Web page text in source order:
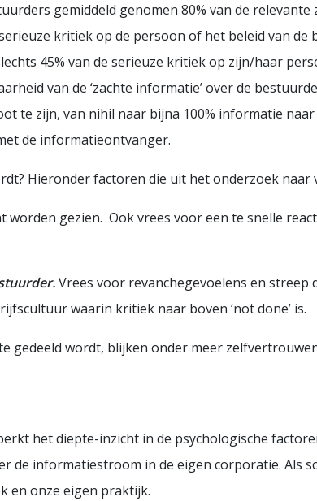
gemiddeld genomen 80% van de relevante
kritiek op de persoon of het beleid van
45% van de serieuze kritiek op zijn/haar
van de ‘zachte informatie’ over de
te zijn, van nihil naar bijna 100% informatie
de informatieontvanger.
Hieronder factoren die uit het onderzoek naar
worden gezien. Ook vrees voor een te snelle
Vrees voor revanchegevoelens en
waarin kritiek naar boven ‘not done’ is.
gedeeld wordt, blijken onder meer
het diepte-inzicht in de psychologische
de informatiestroom in de eigen corporatie. Als
en onze eigen praktijk.